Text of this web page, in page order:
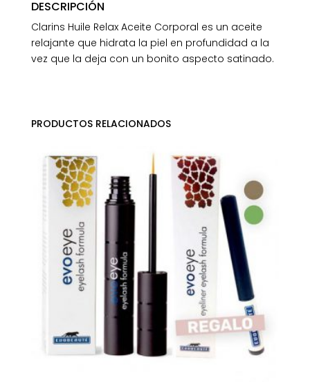
DESCRIPCIÓN
Clarins Huile Relax Aceite Corporal es un aceite
relajante que hidrata la piel en profundidad a la
vez que la deja con un bonito aspecto satinado.
PRODUCTOS RELACIONADOS